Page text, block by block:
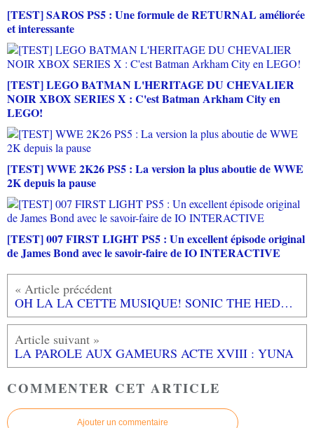
[TEST] SAROS PS5 : Une formule de RETURNAL améliorée
et interessante
[TEST] LEGO BATMAN L'HERITAGE DU CHEVALIER
NOIR XBOX SERIES X : C'est Batman Arkham City en
LEGO!
[TEST] WWE 2K26 PS5 : La version la plus aboutie de WWE
2K depuis la pause
[TEST] 007 FIRST LIGHT PS5 : Un excellent épisode original
de James Bond avec le savoir-faire de IO INTERACTIVE
OH LA LA CETTE MUSIQUE! SONIC THE HEDGEHOG (Master System) Green Hill Zone - Masato Nakamura
LA PAROLE AUX GAMEURS ACTE XVIII : YUNA
COMMENTER CET ARTICLE
Ajouter un commentaire